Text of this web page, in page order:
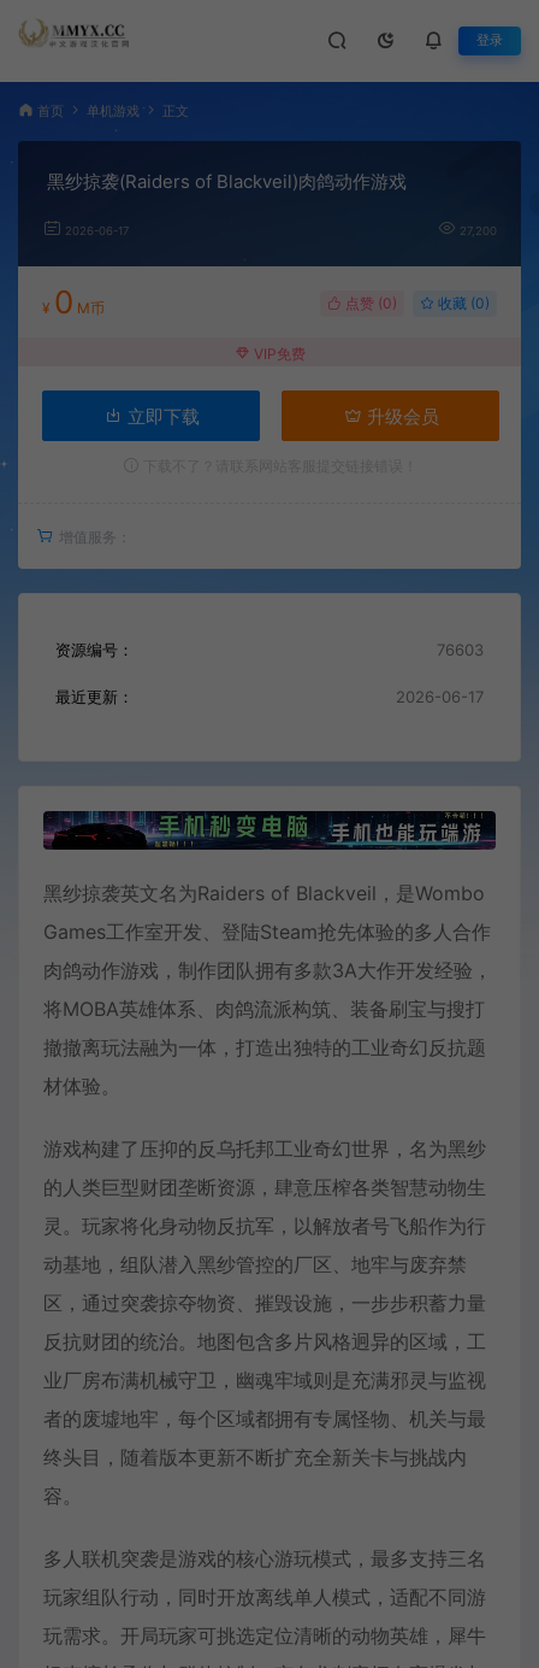
登录
首页 单机游戏 正文
黑纱掠袭(Raiders of Blackveil)肉鸽动作游戏
2026-06-17 27,200
¥ 0 M币 点赞 (0) 收藏 (0)
VIP免费
立即下载 升级会员
增值服务：
资源编号： 76603
最近更新： 2026-06-17
黑纱掠袭英文名为Raiders of Blackveil，是Wombo
Games工作室开发、登陆Steam抢先体验的多人合作
肉鸽动作游戏，制作团队拥有多款3A大作开发经验，
将MOBA英雄体系、肉鸽流派构筑、装备刷宝与搜打
撤撤离玩法融为一体，打造出独特的工业奇幻反抗题
材体验。
游戏构建了压抑的反乌托邦工业奇幻世界，名为黑纱
的人类巨型财团垄断资源，肆意压榨各类智慧动物生
灵。玩家将化身动物反抗军，以解放者号飞船作为行
动基地，组队潜入黑纱管控的厂区、地牢与废弃禁
区，通过突袭掠夺物资、摧毁设施，一步步积蓄力量
反抗财团的统治。地图包含多片风格迥异的区域，工
业厂房布满机械守卫，幽魂牢域则是充满邪灵与监视
者的废墟地牢，每个区域都拥有专属怪物、机关与最
终头目，随着版本更新不断扩充全新关卡与挑战内
容。
多人联机突袭是游戏的核心游玩模式，最多支持三名
玩家组队行动，同时开放离线单人模式，适配不同游
玩需求。开局玩家可挑选定位清晰的动物英雄，犀牛